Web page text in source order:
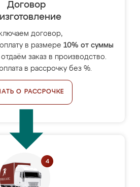
Договор
договор,
в размере 10% от суммы
заказ в производство.
в рассрочку без %.
О РАССРОЧКЕ